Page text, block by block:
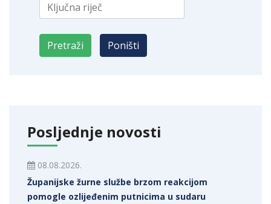
Posljednje novosti
08.08.2026.
Županijske žurne službe brzom reakcijom
pomogle ozlijeđenim putnicima u sudaru